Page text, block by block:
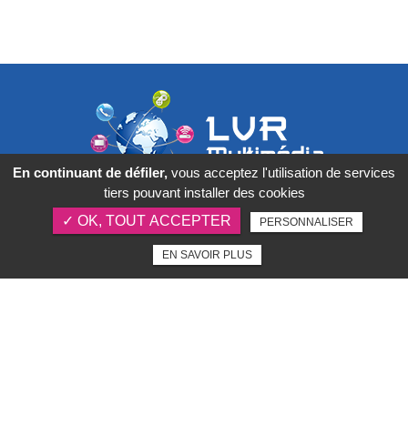
1 rue Alexandre II,
33210
Langon
07 66 04 38 08
Vendredi : 09h30 - 18h30
En continuant de défiler, vous acceptez l'utilisation de services
tiers pouvant installer des cookies
✓ OK, TOUT ACCEPTER
PERSONNALISER
EN SAVOIR PLUS